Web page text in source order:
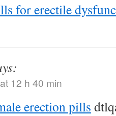
for erectile
12 h 40 min
erection pills